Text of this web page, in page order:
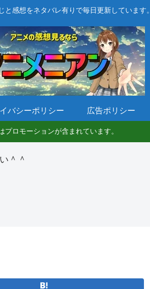
と感想をネタバレ有りで毎日更新しています。
バシーポリシー 広告ポリシー
プロモーションが含まれています。
＾＾